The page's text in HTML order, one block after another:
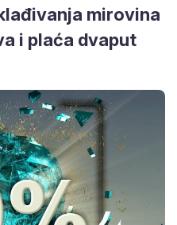
mirovina
i plaća dvaput